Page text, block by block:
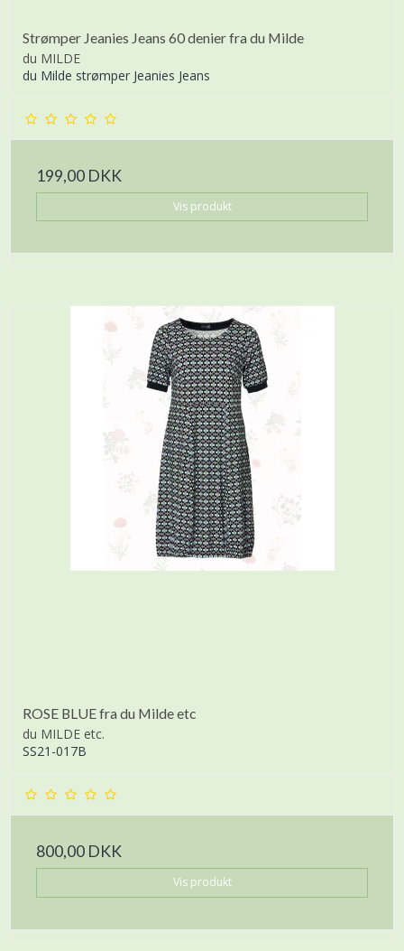
Strømper Jeanies Jeans 60 denier fra du Milde
du MILDE
du Milde strømper Jeanies Jeans
199,00 DKK
Vis produkt
ROSE BLUE fra du Milde etc
du MILDE etc.
SS21-017B
800,00 DKK
Vis produkt